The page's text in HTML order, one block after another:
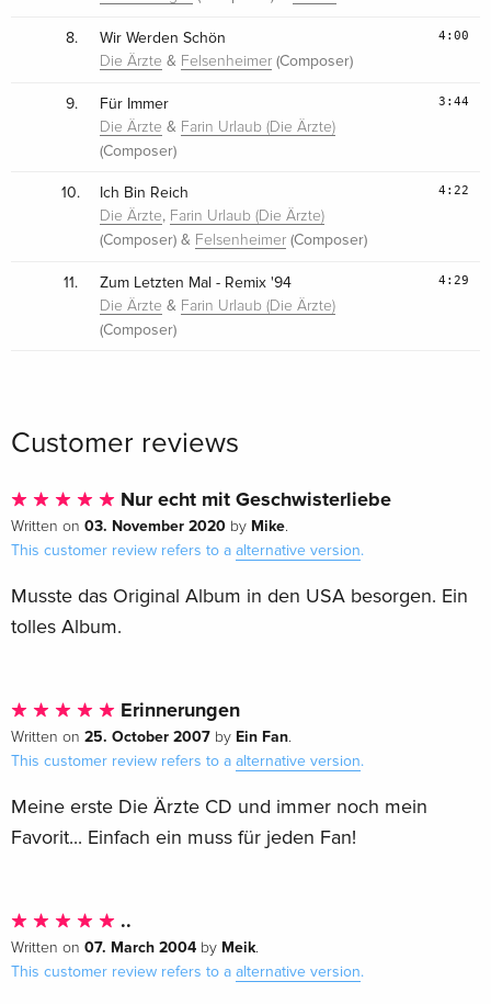
8. Wir Werden Schön
Die Ärzte & Felsenheimer (Composer)
4:00
9. Für Immer
Die Ärzte & Farin Urlaub (Die Ärzte)
(Composer)
3:44
10. Ich Bin Reich
Die Ärzte, Farin Urlaub (Die Ärzte)
(Composer) & Felsenheimer (Composer)
4:22
11. Zum Letzten Mal - Remix '94
Die Ärzte & Farin Urlaub (Die Ärzte)
(Composer)
4:29
Customer reviews
Nur echt mit Geschwisterliebe
Written on 03. November 2020 by Mike.
This customer review refers to a alternative version.
Musste das Original Album in den USA besorgen. Ein
tolles Album.
Erinnerungen
Written on 25. October 2007 by Ein Fan.
This customer review refers to a alternative version.
Meine erste Die Ärzte CD und immer noch mein
Favorit... Einfach ein muss für jeden Fan!
..
Written on 07. March 2004 by Meik.
This customer review refers to a alternative version.